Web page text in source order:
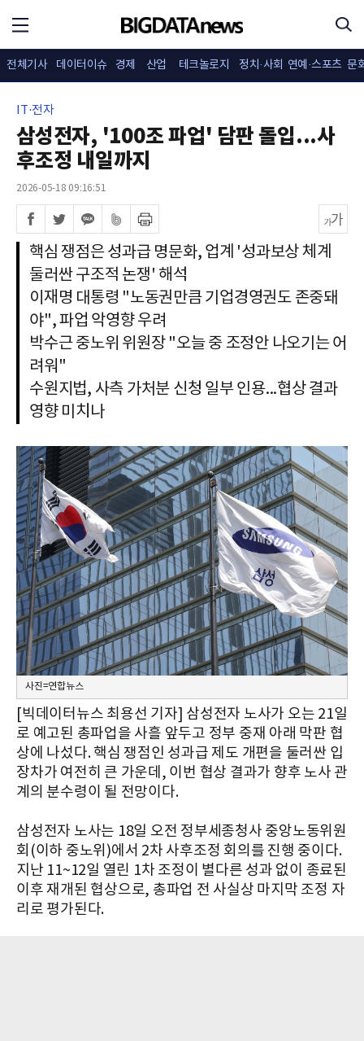
전체기사 데이터이슈 경제 산업 테크놀로지 정치·사회 연예·스포츠 문
IT·전자
삼성전자, '100조 파업' 담판 돌입...사
후조정 내일까지
2026-05-18 09:16:51
핵심 쟁점은 성과급 명문화, 업계 '성과보상 체계
둘러싼 구조적 논쟁' 해석
이재명 대통령 "노동권만큼 기업경영권도 존중돼
야", 파업 악영향 우려
박수근 중노위 위원장 "오늘 중 조정안 나오기는 어
려워"
수원지법, 사측 가처분 신청 일부 인용...협상 결과
영향 미치나
사진=연합뉴스
[빅데이터뉴스 최용선 기자] 삼성전자 노사가 오는 21일
로 예고된 총파업을 사흘 앞두고 정부 중재 아래 막판 협
상에 나섰다. 핵심 쟁점인 성과급 제도 개편을 둘러싼 입
장차가 여전히 큰 가운데, 이번 협상 결과가 향후 노사 관
계의 분수령이 될 전망이다.
삼성전자 노사는 18일 오전 정부세종청사 중앙노동위원
회(이하 중노위)에서 2차 사후조정 회의를 진행 중이다.
지난 11~12일 열린 1차 조정이 별다른 성과 없이 종료된
이후 재개된 협상으로, 총파업 전 사실상 마지막 조정 자
리로 평가된다.